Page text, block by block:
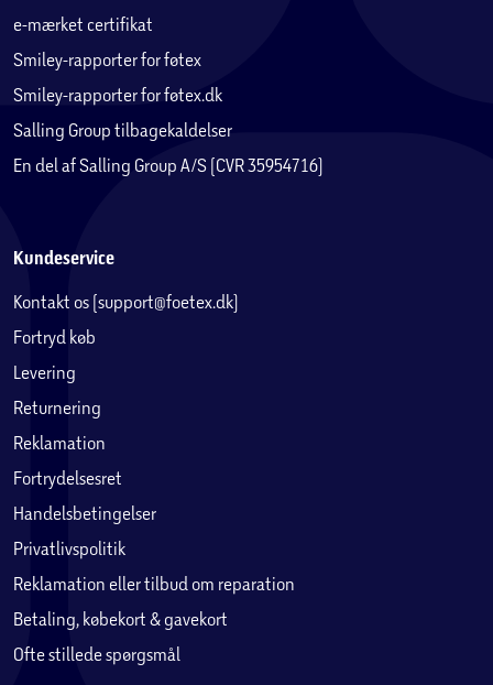
e-mærket certifikat
Smiley-rapporter for føtex
Smiley-rapporter for føtex.dk
Salling Group tilbagekaldelser
En del af Salling Group A/S (CVR 35954716)
Kundeservice
Kontakt os (support@foetex.dk)
Fortryd køb
Levering
Returnering
Reklamation
Fortrydelsesret
Handelsbetingelser
Privatlivspolitik
Reklamation eller tilbud om reparation
Betaling, købekort & gavekort
Ofte stillede spørgsmål